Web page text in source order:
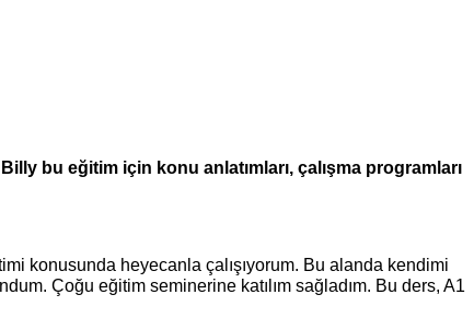
bu eğitim için konu anlatımları, çalışma programları
konusunda heyecanla çalışıyorum. Bu alanda kendimi
Çoğu eğitim seminerine katılım sağladım. Bu ders, A1